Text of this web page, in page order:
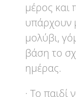
μέρος και
υπάρχουν
μολύβι,
βάση το
ημέρας.
· Το παιδί